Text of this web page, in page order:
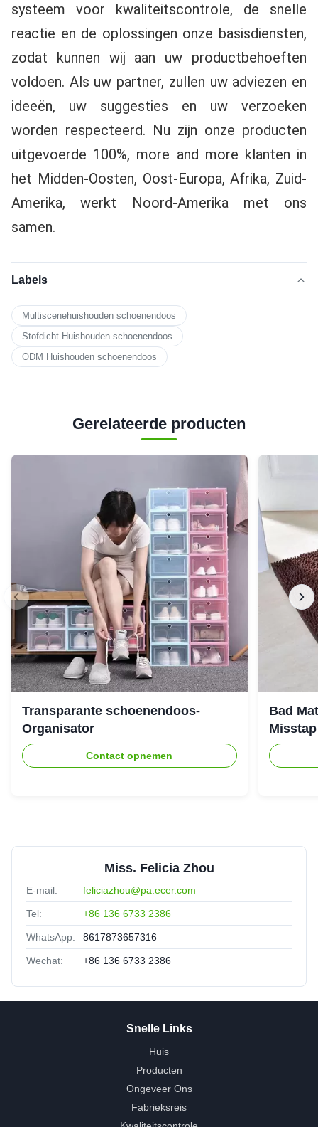
systeem voor kwaliteitscontrole, de snelle
reactie en de oplossingen onze basisdiensten,
zodat kunnen wij aan uw productbehoeften
voldoen. Als uw partner, zullen uw adviezen en
ideeën, uw suggesties en uw verzoeken
worden respecteerd. Nu zijn onze producten
uitgevoerde 100%, more and more klanten in
het Midden-Oosten, Oost-Europa, Afrika, Zuid-
Amerika, werkt Noord-Amerika met ons
samen.
Labels
Multiscenehuishouden schoenendoos
Stofdicht Huishouden schoenendoos
ODM Huishouden schoenendoos
Gerelateerde producten
Transparante schoenendoos-
Organisator
Contact opnemen
Bad
Miss. Felicia Zhou
E-mail: feliciazhou@pa.ecer.com
Tel: +86 136 6733 2386
WhatsApp: 8617873657316
Wechat: +86 136 6733 2386
Snelle Links
Huis
Producten
Ongeveer Ons
Fabrieksreis